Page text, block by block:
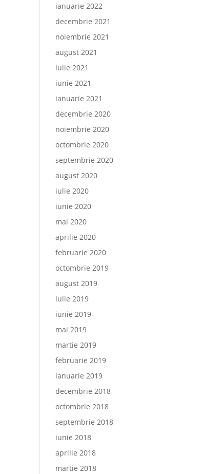
ianuarie 2022
decembrie 2021
noiembrie 2021
august 2021
iulie 2021
iunie 2021
ianuarie 2021
decembrie 2020
noiembrie 2020
octombrie 2020
septembrie 2020
august 2020
iulie 2020
iunie 2020
mai 2020
aprilie 2020
februarie 2020
octombrie 2019
august 2019
iulie 2019
iunie 2019
mai 2019
martie 2019
februarie 2019
ianuarie 2019
decembrie 2018
octombrie 2018
septembrie 2018
iunie 2018
aprilie 2018
martie 2018